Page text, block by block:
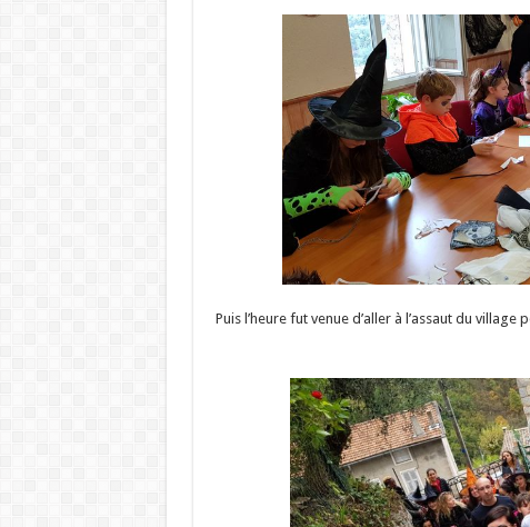
Puis l’heure fut venue d’aller à l’assaut du